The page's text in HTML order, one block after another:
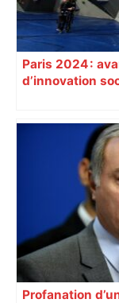
Paris 2024 :
d’innovation
soutient depuis
centaines de
Exemple à
l’escalade qui
d’indifférence
Reportage
Profanation